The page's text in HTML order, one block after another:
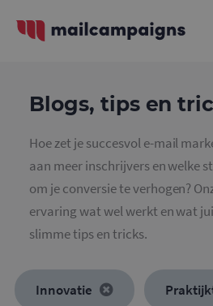
Blogs, tips en
Hoe zet je succesvol e-mail
aan meer inschrijvers en welke
om je conversie te verhogen?
ervaring wat wel werkt en wat
slimme tips en tricks.
Innovatie